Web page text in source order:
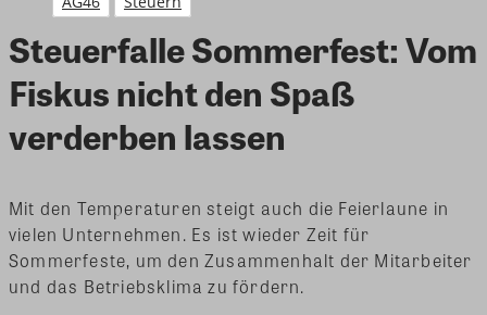
Steuerfalle Sommerfest: Vom
Fiskus nicht den Spaß
verderben lassen
Mit den Temperaturen steigt auch die Feierlaune in
vielen Unternehmen. Es ist wieder Zeit für
Sommerfeste, um den Zusammenhalt der Mitarbeiter
und das Betriebsklima zu fördern.